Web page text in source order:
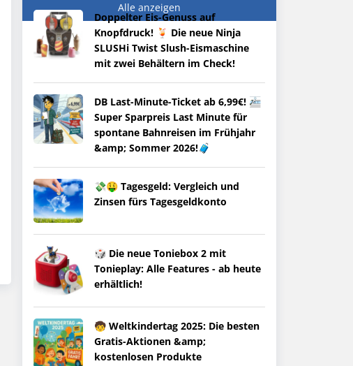
Alle anzeigen
Doppelter Eis-Genuss auf
Knopfdruck! 🍹 Die neue Ninja
SLUSHi Twist Slush-Eismaschine
mit zwei Behältern im Check!
DB Last-Minute-Ticket ab 6,99€! 🚈
Super Sparpreis Last Minute für
spontane Bahnreisen im Frühjahr
&amp; Sommer 2026!🧳
💸🤑 Tagesgeld: Vergleich und
Zinsen fürs Tagesgeldkonto
🎲 Die neue Toniebox 2 mit
Tonieplay: Alle Features - ab heute
erhältlich!
🧒 Weltkindertag 2025: Die besten
Gratis-Aktionen &amp;
kostenlosen Produkte